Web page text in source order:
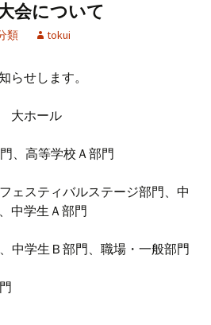
会について
類 tokui
らせします。
大ホール
、高等学校Ａ部門
ェスティバルステージ部門、中
中学生Ａ部門
中学生Ｂ部門、職場・一般部門